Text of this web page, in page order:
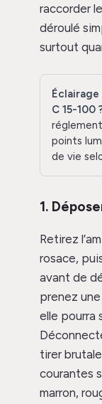
raccorder
déroulé
surtout
C 15-100
points
de vie
1.
Retirez
rosace,
avant de
prenez
elle pourra
tirer
courantes
marron,